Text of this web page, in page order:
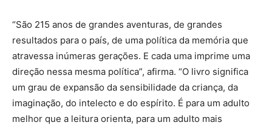
“São 215 anos de grandes aventuras, de grandes
resultados para o país, de uma política da memória que
atravessa inúmeras gerações. E cada uma imprime uma
direção nessa mesma política”, afirma. “O livro significa
um grau de expansão da sensibilidade da criança, da
imaginação, do intelecto e do espírito. É para um adulto
melhor que a leitura orienta, para um adulto mais